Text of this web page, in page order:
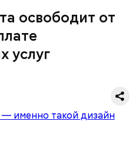
освободит от
услуг
потребуется ввести